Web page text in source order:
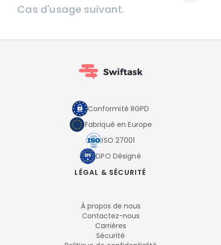
Cas d'usage suivant.
Conformité RGPD
Fabriqué en Europe
ISO 27001
DPO Désigné
LÉGAL & SÉCURITÉ
À propos de nous
Contactez-nous
Carrières
Sécurité